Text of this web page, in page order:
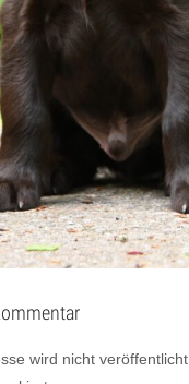
wird nicht veröffentlicht.